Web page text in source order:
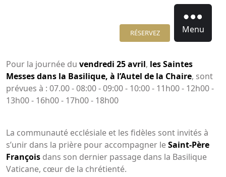
RÉSERVEZ Menu
Pour la journée du vendredi 25 avril, les Saintes
Messes dans la Basilique, à l’Autel de la Chaire, sont
prévues à : 07.00 - 08:00 - 09:00 - 10:00 - 11h00 - 12h00 -
13h00 - 16h00 - 17h00 - 18h00
La communauté ecclésiale et les fidèles sont invités à
s’unir dans la prière pour accompagner leSaint-Père
François dans son dernier passage dans la Basilique
Vaticane, cœur de la chrétienté.